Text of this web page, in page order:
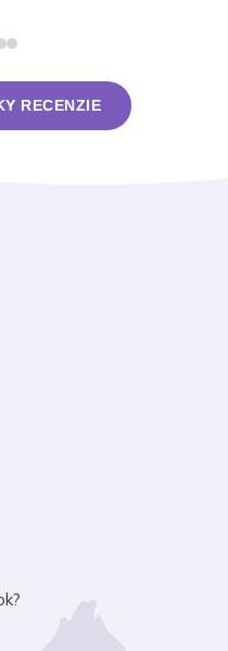
RECENZIE